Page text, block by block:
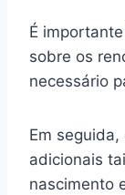
É
sobre os
necessário
Em
adicionais
nascimento